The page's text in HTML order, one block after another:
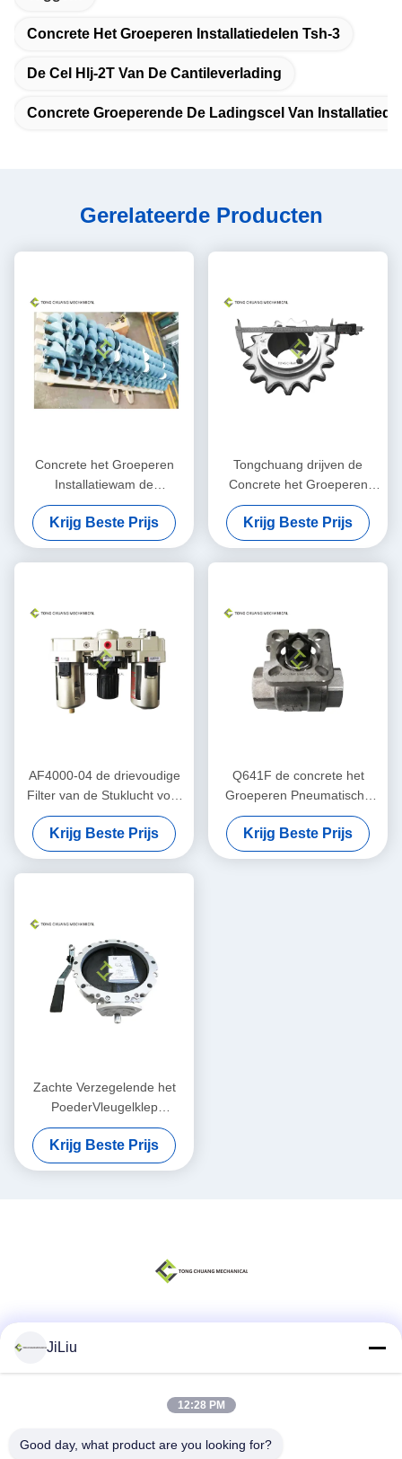
Concrete Het Groeperen Installatiedelen Tsh-3
De Cel Hlj-2T Van De Cantileverlading
Concrete Groeperende De Ladingscel Van
Gerelateerde Producten
Concrete het Groeperen
Installatiewam de
Douanelengte van het
Schroeftransportband Dik
gemaakte Staal
Krijg Beste Prijs
Tongchuang drijven de
Concrete het Groeperen
Installatiedelen een Tand
voor Mixerreductiemiddel
Krijg Beste Prijs
AF4000-04 de drievoudige
Filter van de Stuklucht voor
Concrete het Groeperen
Installatie
Krijg Beste Prijs
Q641F de concrete het
Groeperen Pneumatische
Kogelklep van
Installatiedelen met Interne
Draad
Krijg Beste Prijs
Zachte Verzegelende het
PoederVleugelklep
BV1FS300FE 300mm van
het Type Handcement
Krijg Beste Prijs
JiLiu
12:28 PM
Good day, what product are you looking for?